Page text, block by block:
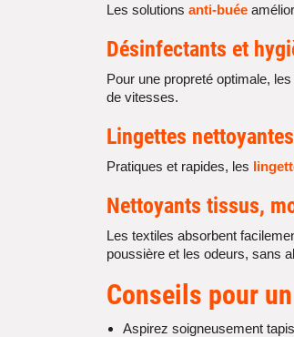
Les solutions anti-buée
Désinfectants et
Pour une propreté optimale, les
de vitesses.
Lingettes nettoyantes
Pratiques et rapides, les
Nettoyants tissus,
Les textiles absorbent
poussière et les odeurs, sans
Conseils pour un
Aspirez soigneusement